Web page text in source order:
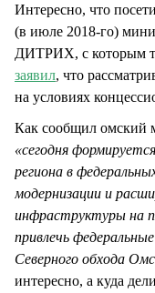
Интересно, что
(в июле 2018-го)
ДИТРИХ, с которым
заявил, что
на условиях
Как сообщил омский
«сегодня
региона в
модернизации и
инфраструктуры на
привлечь
Северного обхода
интересно, а куда